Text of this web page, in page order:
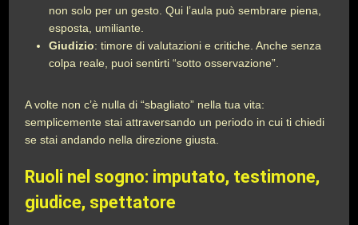
non solo per un gesto. Qui l’aula può sembrare piena,
esposta, umiliante.
Giudizio: timore di valutazioni e critiche. Anche senza
colpa reale, puoi sentirti “sotto osservazione”.
A volte non c’è nulla di “sbagliato” nella tua vita:
semplicemente stai attraversando un periodo in cui ti chiedi
se stai andando nella direzione giusta.
Ruoli nel sogno: imputato, testimone,
giudice, spettatore